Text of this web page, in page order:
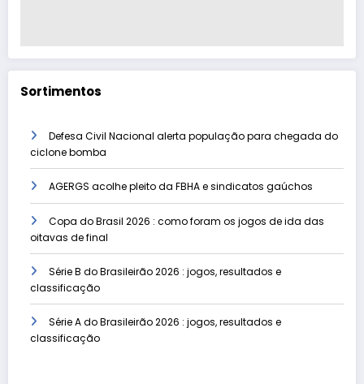
Sortimentos
Defesa Civil Nacional alerta população para chegada do
ciclone bomba
AGERGS acolhe pleito da FBHA e sindicatos gaúchos
Copa do Brasil 2026 : como foram os jogos de ida das
oitavas de final
Série B do Brasileirão 2026 : jogos, resultados e
classificação
Série A do Brasileirão 2026 : jogos, resultados e
classificação